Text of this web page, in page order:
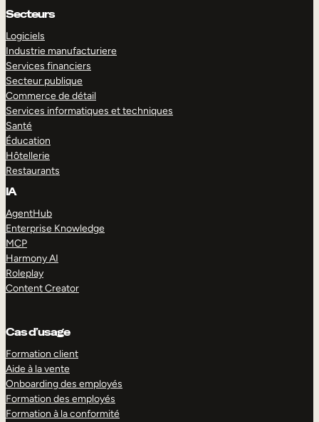
Secteurs
Logiciels
Industrie manufacturiere
Services financiers
Secteur publique
Commerce de détail
Services informatiques et techniques
Santé
Éducation
Hôtellerie
Restaurants
IA
AgentHub
Enterprise Knowledge
MCP
Harmony AI
Roleplay
Content Creator
Cas d’usage
Formation client
Aide à la vente
Onboarding des employés
Formation des employés
Formation à la conformité